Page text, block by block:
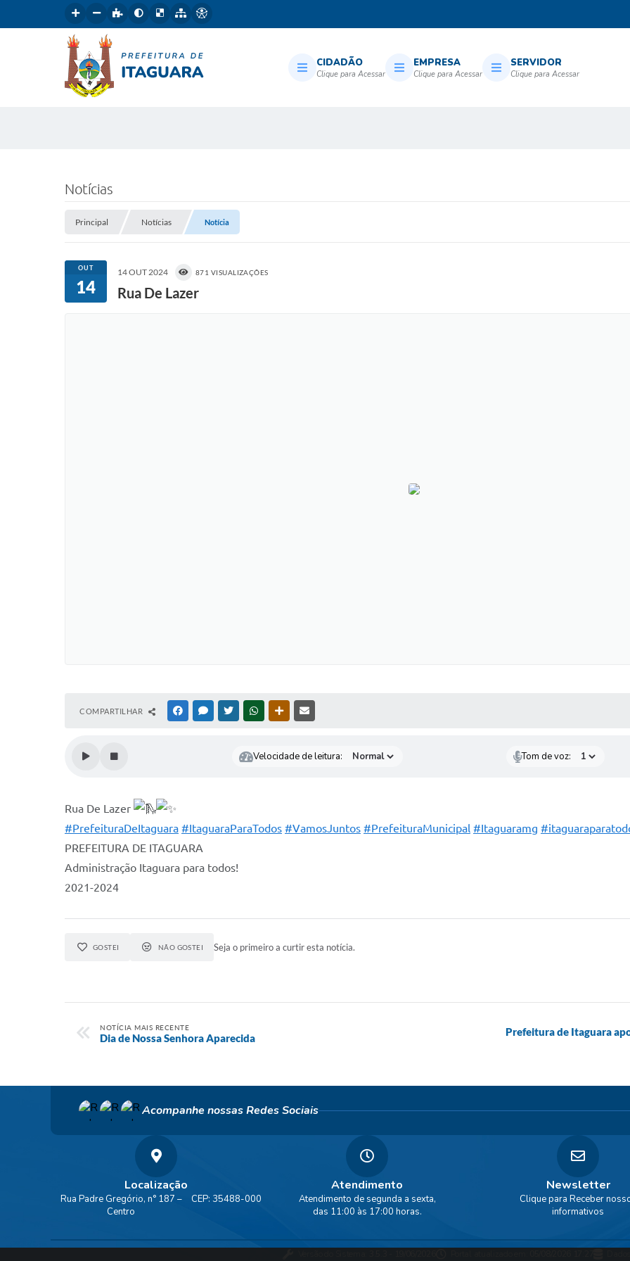
CIDADÃO EMPRESA SERVIDOR
Notícias
Principal Notícias Notícia
OUT
14
14 OUT 2024 871 VISUALIZAÇÕES
Rua De Lazer
COMPARTILHAR FACEBOOKMESSENGER
TWITTERWHATSAPPOUTRAS MÍDIAS
Velocidade de leitura: Tom de voz:
Rua De Lazer
#PrefeituraDeItaguara #ItaguaraParaTodos #VamosJuntos #PrefeituraMunicipal #Itaguaramg
PREFEITURA DE ITAGUARA⠀
Administração Itaguara para todos!
2021-2024
GOSTEI NÃO GOSTEI Seja o primeiro a curtir esta notícia.
NOTÍCIA MAIS RECENTE
Dia de Nossa Senhora Aparecida
Prefeitura de Itaguara
Acompanhe nossas Redes Sociais
Localização
Rua Padre Gregório, n° 187 –
Centro
CEP: 35488-000
Atendimento
Atendimento de segunda a sexta,
das 11:00 às 17:00 horas.
Newsletter
Clique para Receber
informativos